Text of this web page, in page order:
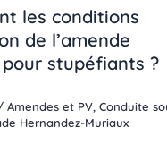
les conditions
de l’amende
stupéfiants ?
Amendes et PV, Conduite
Hernandez-Muriaux